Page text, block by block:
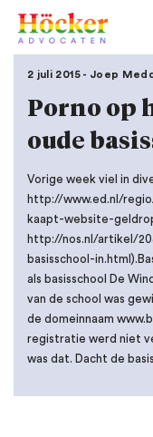
2 juli 2015 - Joep
Porno op
oude
Vorige week viel in
http://www.ed.nl/
kaapt-website-
http://nos.nl/artikel/
basisschool-
als basisschool De
van de school was
de domeinnaam
registratie werd niet
was dat. Dacht de